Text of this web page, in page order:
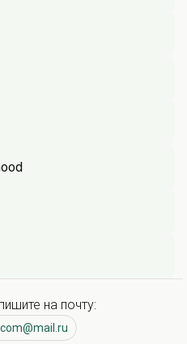
на почту: